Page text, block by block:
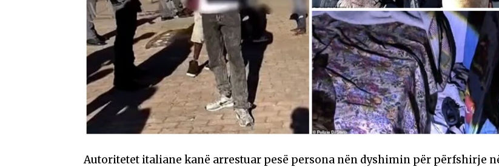
Autoritetet italiane kanë arrestuar pesë persona nën dyshimin për përfshirje